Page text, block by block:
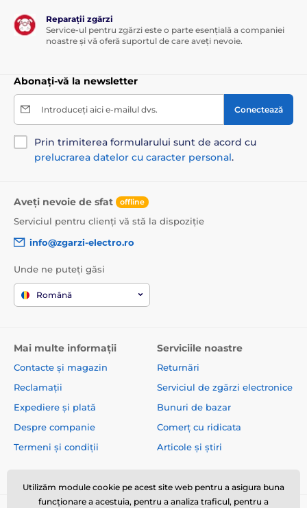
Reparații zgărzi
Service-ul pentru zgărzi este o parte esențială a companiei
noastre și vă oferă suportul de care aveți nevoie.
Abonați-vă la newsletter
Introduceți aici e-mailul dvs. Conectează
Prin trimiterea formularului sunt de acord cu
prelucrarea datelor cu caracter personal.
Aveți nevoie de sfat offline
Serviciul pentru clienți vă stă la dispoziție
info@zgarzi-electro.ro
Unde ne puteți găsi
Română
Mai multe informații
Contacte și magazin
Reclamații
Expediere și plată
Despre companie
Termeni și condiții
Serviciile noastre
Returnări
Serviciul de zgărzi electronice
Bunuri de bazar
Comerț cu ridicata
Articole și știri
Utilizăm module cookie pe acest site web pentru a asigura buna
funcționare a acestuia, pentru a analiza traficul, pentru a